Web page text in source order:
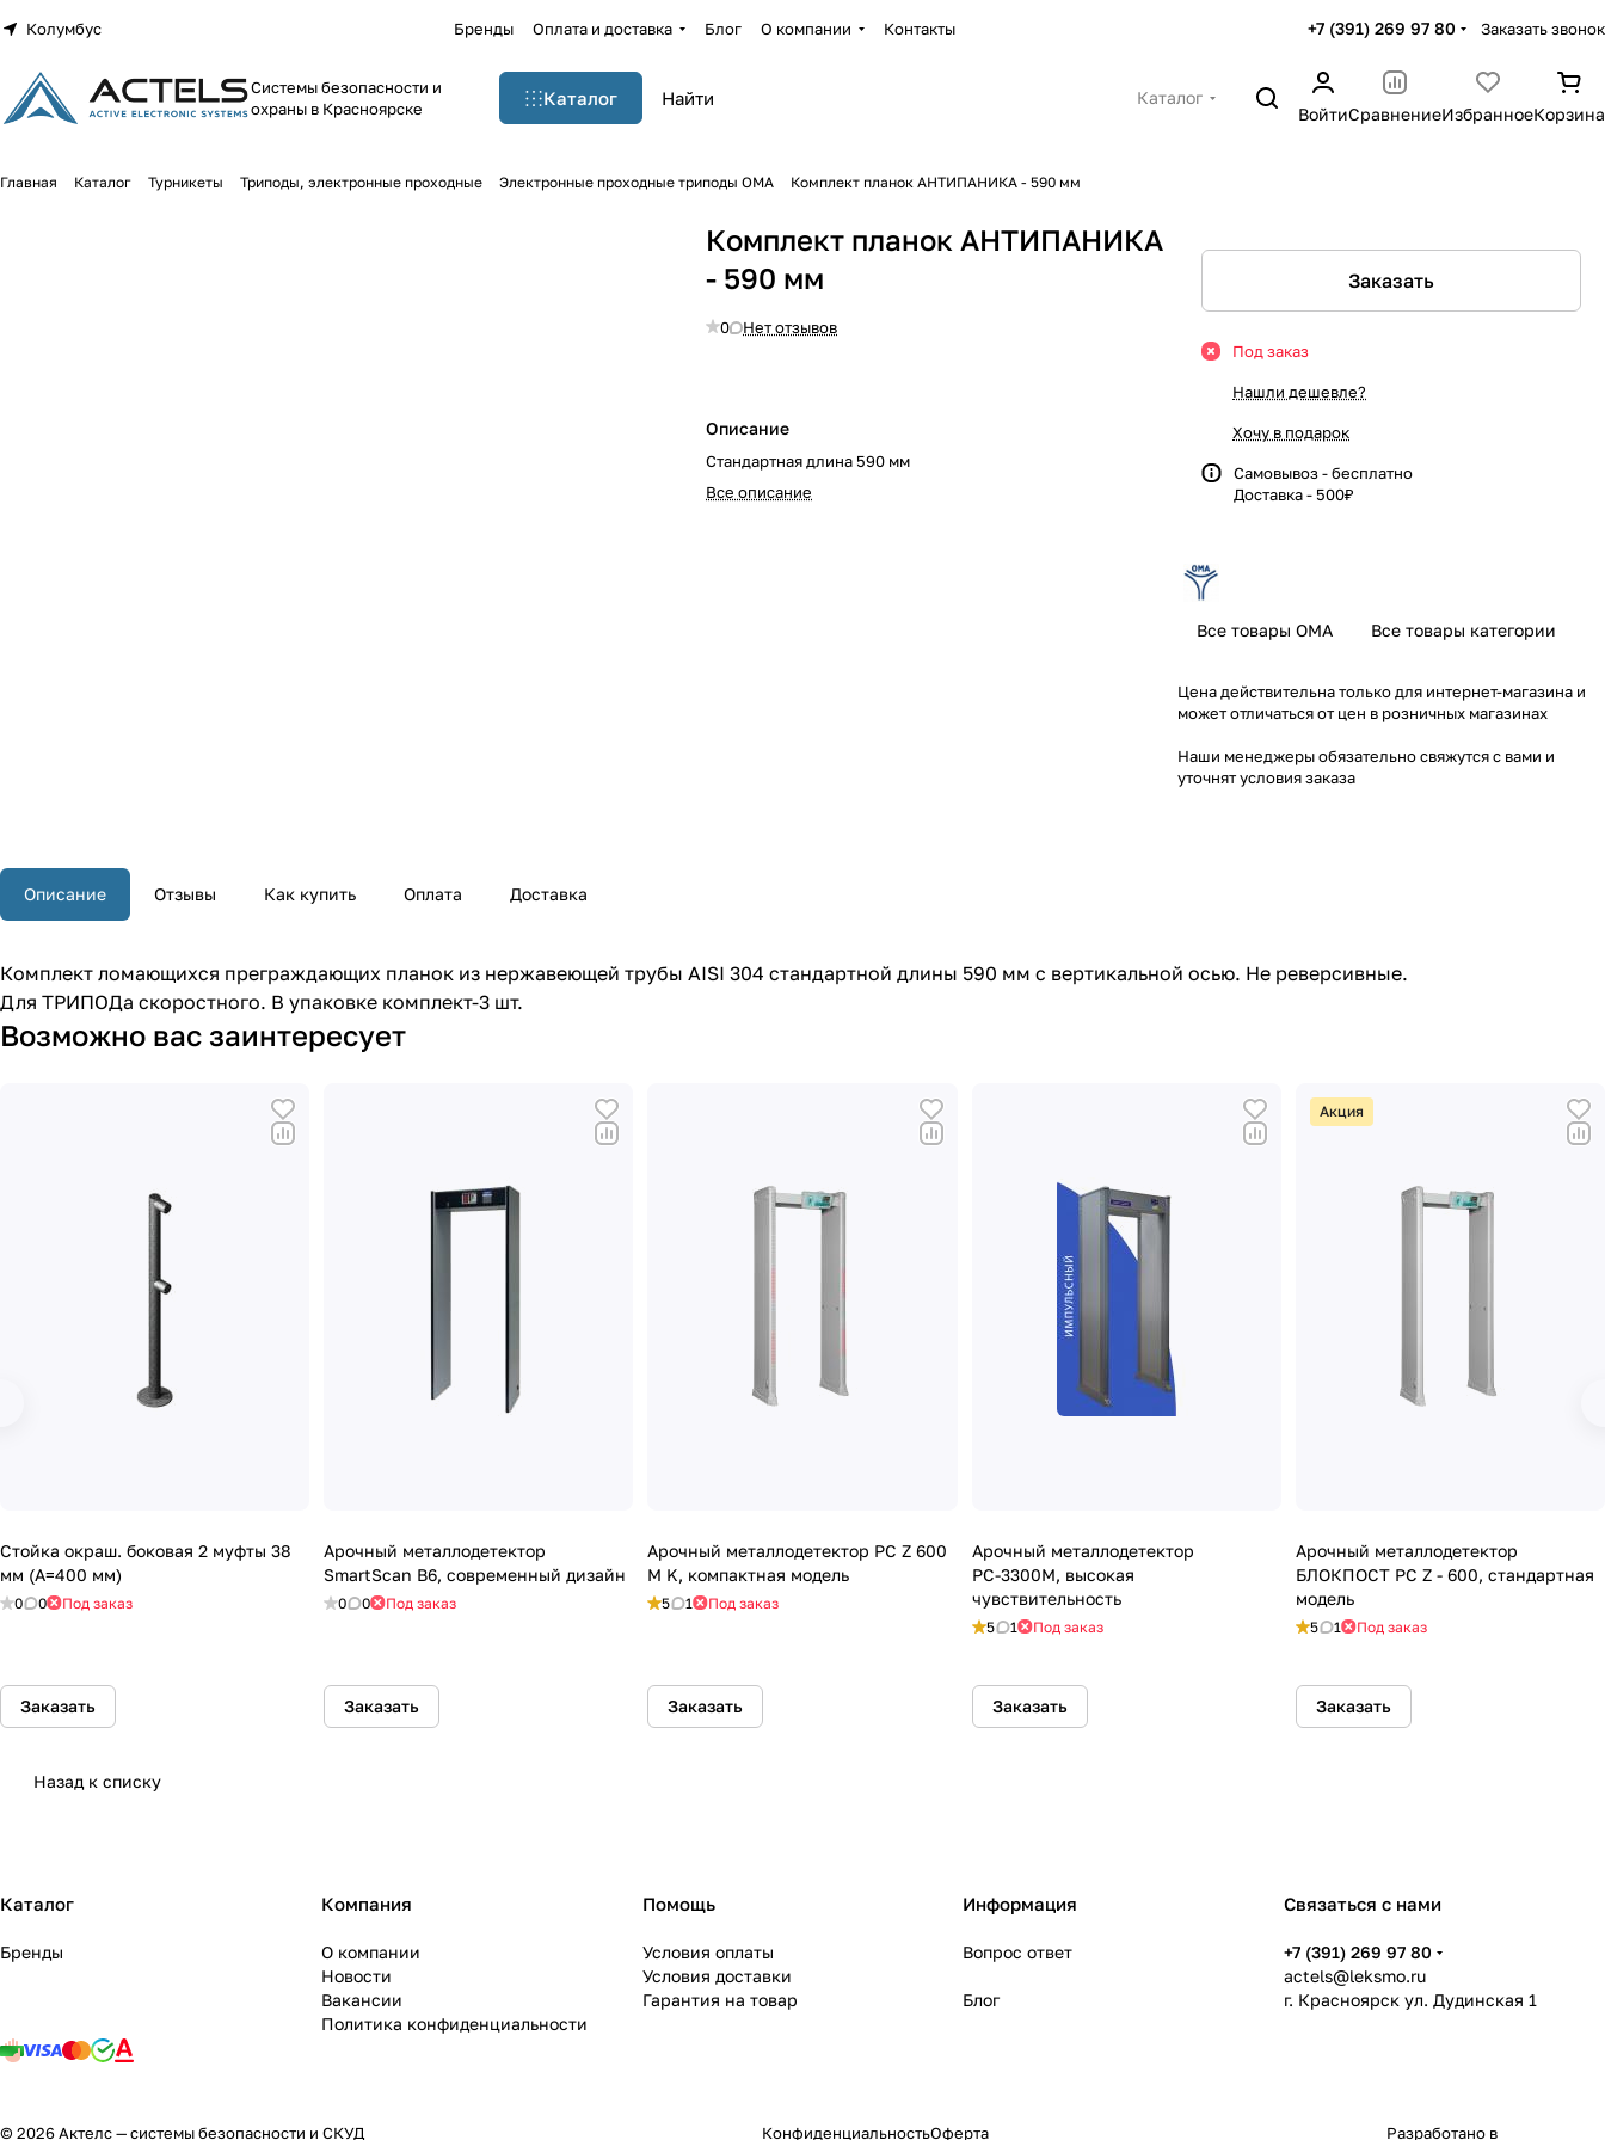
Колумбус Бренды Оплата и доставка Блог О компании Контакты +7 (391) 269 97 80 Заказать звонок
Системы безопасности и
охраны в Красноярске
Каталог
Каталог
ВойтиСравнениеИзбранноеКорзина
Главная Каталог Турникеты Триподы, электронные проходные Электронные проходные триподы OMA Комплект планок АНТИПАНИКА - 590 мм
Комплект планок АНТИПАНИКА
- 590 мм
0 Нет отзывов
Описание
Стандартная длина 590 мм
Все описание
Заказать
Под заказ
Нашли дешевле?
Хочу в подарок
Самовывоз - бесплатно
Доставка - 500₽
Все товары OMA Все товары категории
Цена действительна только для интернет-магазина и
может отличаться от цен в розничных магазинах
Наши менеджеры обязательно свяжутся с вами и
уточнят условия заказа
Описание Отзывы Как купить Оплата Доставка
Комплект ломающихся преграждающих планок из нержавеющей трубы AISI 304 стандартной длины 590 мм с вертикальной осью. Не реверсивные.
Для ТРИПОДа скоростного. В упаковке комплект-3 шт.
Возможно вас заинтересует
Стойка окраш. боковая 2 муфты 38
мм (А=400 мм)
0 0 Под заказ
Заказать
Арочный металлодетектор
SmartScan B6, современный дизайн
0 0 Под заказ
Заказать
Арочный металлодетектор PC Z 600
M K, компактная модель
5 1 Под заказ
Заказать
Арочный металлодетектор
РС-3300М, высокая
чувствительность
5 1 Под заказ
Заказать
Акция
Арочный металлодетектор
БЛОКПОСТ PC Z - 600, стандартная
модель
5 1 Под заказ
Заказать
Назад к списку
Каталог
Бренды
Компания
О компании
Новости
Вакансии
Политика конфиденциальности
Помощь
Условия оплаты
Условия доставки
Гарантия на товар
Информация
Вопрос ответ
Блог
Связаться с нами
+7 (391) 269 97 80
actels@leksmo.ru
г. Красноярск ул. Дудинская 1
© 2026 Актелс — системы безопасности и СКУД КонфиденциальностьОферта Разработано в